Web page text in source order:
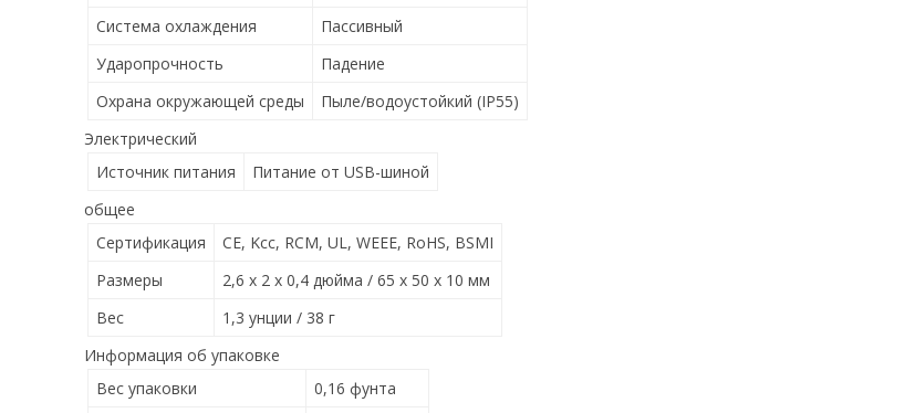
Система охлаждения
Пассивный
Ударопрочность
Падение
Охрана окружающей среды
Пыле/водоустойкий (IP55)
Электрический
Источник питания
Питание от USB-шиной
общее
Сертификация
CE, Kcc, RCM, UL, WEEE, RoHS, BSMI
Размеры
2,6 x 2 x 0,4 дюйма / 65 x 50 x 10 мм
Вес
1,3 унции / 38 г
Информация об упаковке
Вес упаковки
0,16 фунта